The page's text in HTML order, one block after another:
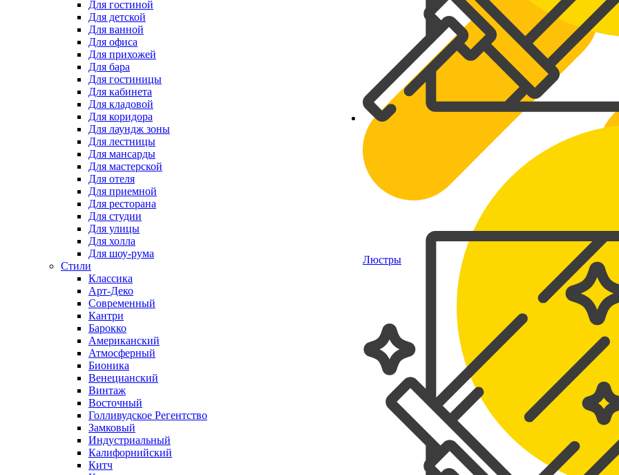
Люстры
Для гостиной
Для детской
Для ванной
Для офиса
Для прихожей
Для бара
Для гостиницы
Для кабинета
Для кладовой
Для коридора
Для лаундж зоны
Для лестницы
Для мансарды
Для мастерской
Для отеля
Для приемной
Для ресторана
Для студии
Для улицы
Для холла
Для шоу-рума
Стили
Классика
Арт-Деко
Современный
Кантри
Барокко
Американский
Атмосферный
Бионика
Венецианский
Винтаж
Восточный
Голливудское Регентство
Замковый
Индустриальный
Калифорнийский
Китч